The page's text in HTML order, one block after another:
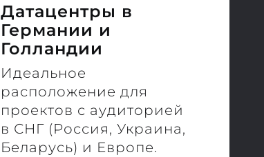
Датацентры в
Германии и
Голландии
Идеальное
расположение для
проектов с аудиторией
в СНГ (Россия, Украина,
Беларусь) и Европе.